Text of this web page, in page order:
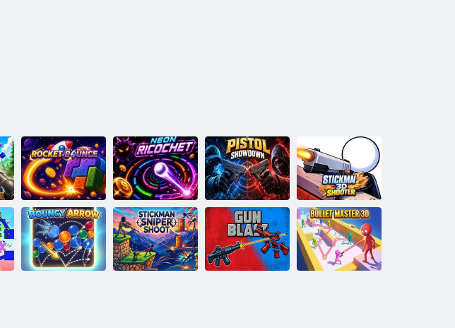
Rocket Bounce Neon Ricochet
Confruntare cu
Pistol
Stickman3D
Shooter